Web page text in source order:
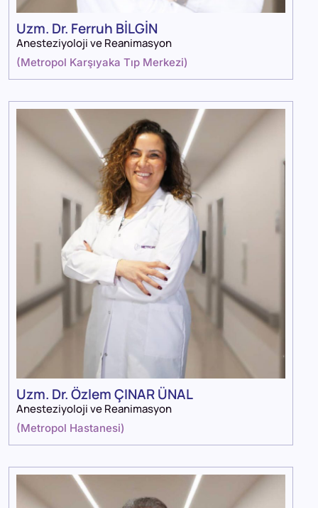
Uzm. Dr. Ferruh BİLGİN
Anesteziyoloji ve Reanimasyon
(Metropol Karşıyaka Tıp Merkezi)
Uzm. Dr. Özlem ÇINAR ÜNAL
Anesteziyoloji ve Reanimasyon
(Metropol Hastanesi)